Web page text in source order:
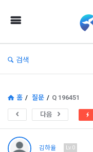
캐
정
보
검색
홈 / 질문 / Q 196451
다음
김하율 Lv.0